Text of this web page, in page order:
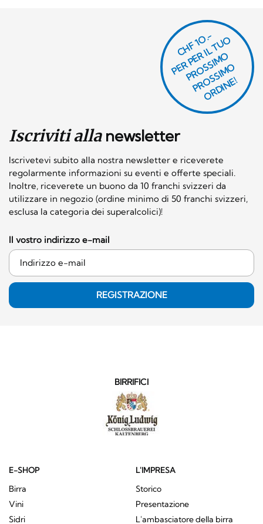
Iscriviti allanewsletter
Iscrivetevi subito alla nostra newsletter e riceverete
regolarmente informazioni su eventi e offerte speciali.
Inoltre, riceverete un buono da 10 franchi svizzeri da
utilizzare in negozio (ordine minimo di 50 franchi svizzeri,
esclusa la categoria dei superalcolici)!
CHF 1O.-
P
E
R
P
E
R I
L
T
U
O
P
R
O
S
SI
M
O
P
R
O
S
SI
M
O
O
R
DI
N
E!
Il vostro indirizzo e-mail
REGISTRAZIONE
BIRRIFICI
E-SHOP
Birra
Vini
Sidri
L'IMPRESA
Storico
Presentazione
L'ambasciatore della birra